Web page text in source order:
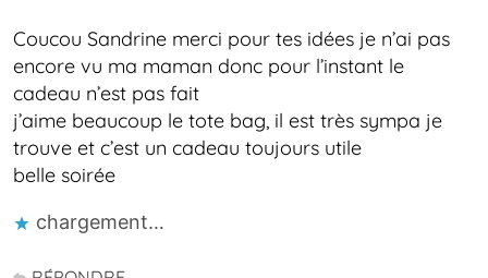
Coucou Sandrine merci pour tes idées je n’ai pas
encore vu ma maman donc pour l’instant le
cadeau n’est pas fait
j’aime beaucoup le tote bag, il est très sympa je
trouve et c’est un cadeau toujours utile
belle soirée
chargement…